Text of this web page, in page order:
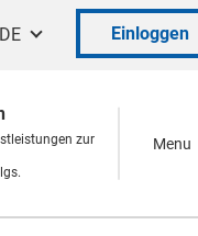
DE Einloggen
Menu
zur